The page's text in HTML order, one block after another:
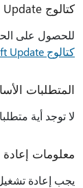
كتالوج Microsoft Update
للحصول على
كتالوج Microsoft Update
المتطلبات
لا توجد أية
معلومات إعادة
يجب إعادة